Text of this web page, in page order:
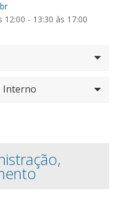
12:00 - 13:30 às 17:00
Interno